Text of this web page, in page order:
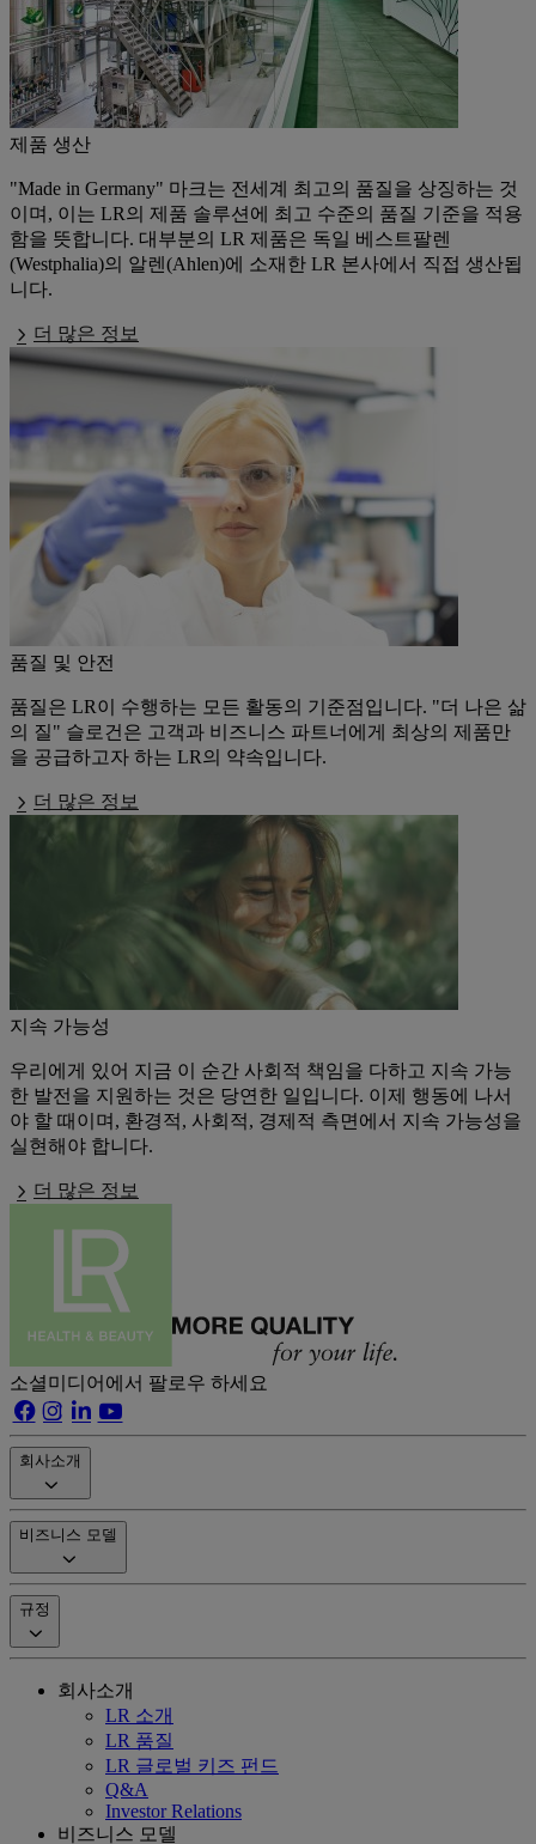
제품 생산
"Made in Germany" 마크는 전세계 최고의 품질을 상징하는 것
이며, 이는 LR의 제품 솔루션에 최고 수준의 품질 기준을 적용
함을 뜻합니다. 대부분의 LR 제품은 독일 베스트팔렌
(Westphalia)의 알렌(Ahlen)에 소재한 LR 본사에서 직접 생산됩
니다.
더 많은 정보
품질 및 안전
품질은 LR이 수행하는 모든 활동의 기준점입니다. "더 나은 삶
의 질" 슬로건은 고객과 비즈니스 파트너에게 최상의 제품만
을 공급하고자 하는 LR의 약속입니다.
더 많은 정보
지속 가능성
우리에게 있어 지금 이 순간 사회적 책임을 다하고 지속 가능
한 발전을 지원하는 것은 당연한 일입니다. 이제 행동에 나서
야 할 때이며, 환경적, 사회적, 경제적 측면에서 지속 가능성을
실현해야 합니다.
더 많은 정보
소셜미디어에서 팔로우 하세요
회사소개
비즈니스 모델
규정
회사소개
LR 소개
LR 품질
LR 글로벌 키즈 펀드
Q&A
Investor Relations
비즈니스 모델